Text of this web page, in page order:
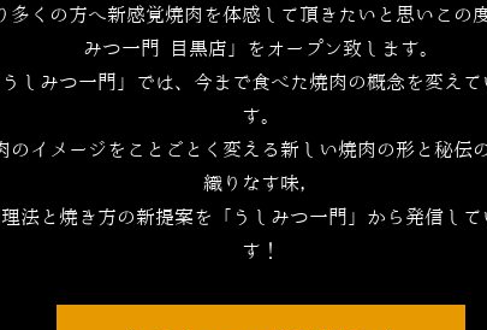
多くの方へ新感覚焼肉を体感して頂きたいと思いこの
みつ一門 目黒店」をオープン致します。
うしみつ一門」では、今まで食べた焼肉の概念を変えて
す。
のイメージをことごとく変える新しい焼肉の形と秘伝
織りなす味，
法と焼き方の新提案を「うしみつ一門」から発信して
す！